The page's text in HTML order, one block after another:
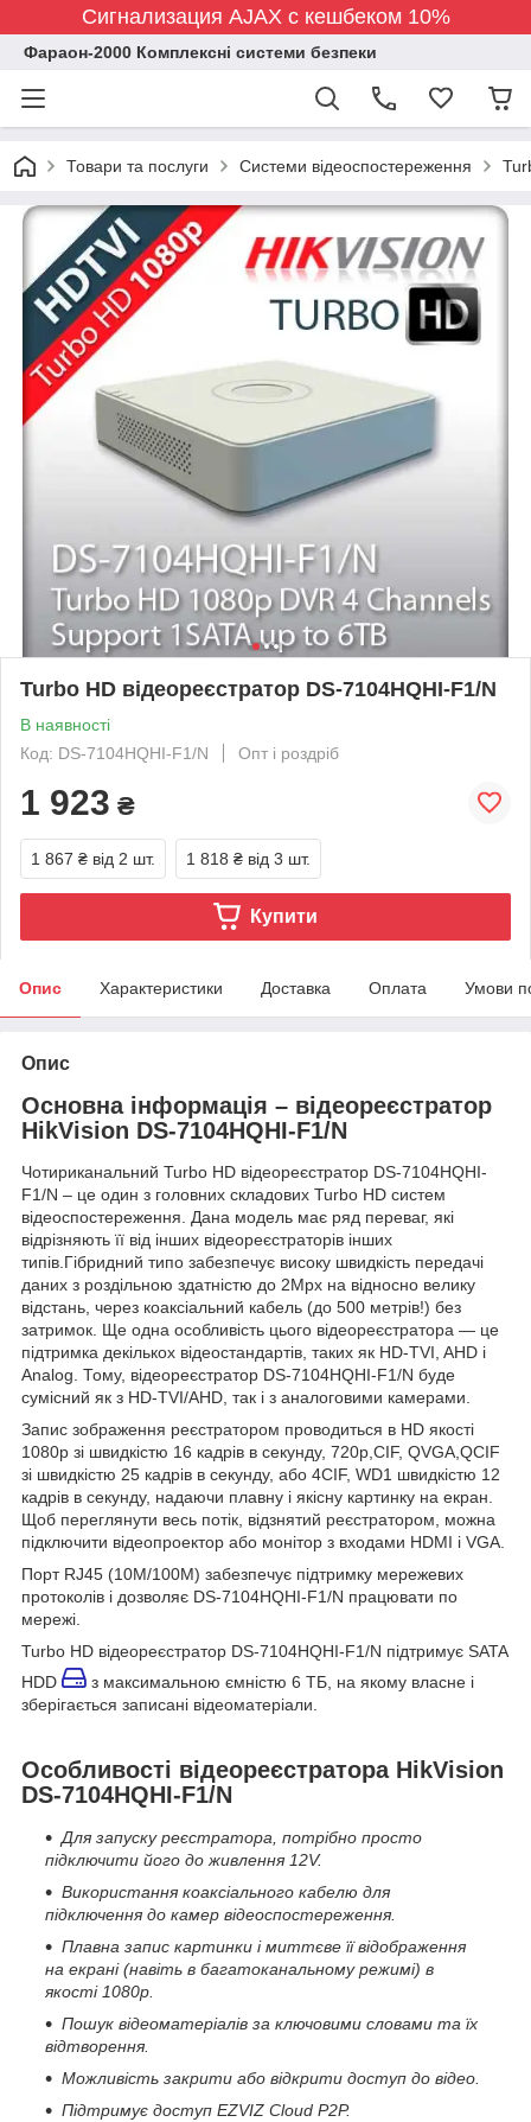
Сигнализация AJAX с кешбеком 10%
Фараон-2000 Комплексні системи безпеки
Товари та послуги Системи відеоспостереження
Turbo HD відеореєстратор DS-7104HQHI-F1/N
В наявності
Код: DS-7104HQHI-F1/N
Опт і роздріб
1 923 ₴
1 867 ₴ від 2 шт. 1 818 ₴ від 3 шт.
Купити
Опис Характеристики Доставка Оплата Умови
Опис
Основна інформація – відеореєстратор
HikVision DS-7104HQHI-F1/N
Чотириканальний Turbo HD відеореєстратор DS-7104HQHI-
F1/N – це один з головних складових Turbo HD систем
відеоспостереження. Дана модель має ряд переваг, які
відрізняють її від інших відеореєстраторів інших
типів.Гібридний типо забезпечує високу швидкість передачі
даних з роздільною здатністю до 2Мрх на відносно велику
відстань, через коаксіальний кабель (до 500 метрів!) без
затримок. Ще одна особливість цього відеореєстратора — це
підтримка декількох відеостандартів, таких як HD-TVI, AHD і
Analog. Тому, відеореєстратор DS-7104HQHI-F1/N буде
сумісний як з HD-TVI/AHD, так і з аналоговими камерами.
Запис зображення реєстратором проводиться в HD якості
1080р зі швидкістю 16 кадрів в секунду, 720p,CIF, QVGA,QCIF
зі швидкістю 25 кадрів в секунду, або 4CIF, WD1 швидкістю 12
кадрів в секунду, надаючи плавну і якісну картинку на екран.
Щоб переглянути весь потік, відзнятий реєстратором, можна
підключити відеопроектор або монітор з входами HDMI і VGA.
Порт RJ45 (10M/100M) забезпечує підтримку мережевих
протоколів і дозволяє DS-7104HQHI-F1/N працювати по
мережі.
Turbo HD відеореєстратор DS-7104HQHI-F1/N підтримує SATA
HDD
з максимальною ємністю 6 ТБ, на якому власне і
зберігається записані відеоматеріали.
Особливості відеореєстратора HikVision
DS-7104HQHI-F1/N
Для запуску реєстратора, потрібно просто
підключити його до живлення 12V.
Використання коаксіального кабелю для
підключення до камер відеоспостереження.
Плавна запис картинки і миттєве її відображення
на екрані (навіть в багатоканальному режимі) в
якості 1080р.
Пошук відеоматеріалів за ключовими словами та їх
відтворення.
Можливість закрити або відкрити доступ до відео.
Підтримує доступ EZVIZ Cloud P2P.